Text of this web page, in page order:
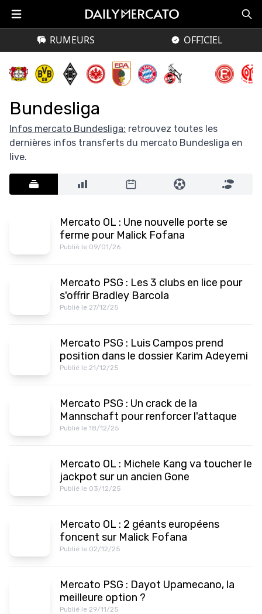
RUMEURS OFFICIEL
Bundesliga
Infos mercato Bundesliga: retrouvez toutes les
dernières infos transferts du mercato Bundesliga en
live.
Mercato OL : Une nouvelle porte se
ferme pour Malick Fofana
Publié le 09/01/26
Mercato PSG : Les 3 clubs en lice pour
s'offrir Bradley Barcola
Publié le 27/12/25
Mercato PSG : Luis Campos prend
position dans le dossier Karim Adeyemi
Publié le 21/12/25
Mercato PSG : Un crack de la
Mannschaft pour renforcer l'attaque
Publié le 18/12/25
Mercato OL : Michele Kang va toucher le
jackpot sur un ancien Gone
Publié le 03/12/25
Mercato OL : 2 géants européens
foncent sur Malick Fofana
Publié le 02/12/25
Mercato PSG : Dayot Upamecano, la
meilleure option ?
Publié le 29/11/25